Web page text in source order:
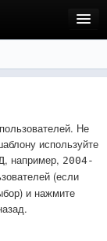
Не
используйте
, например, 2004-
(если
и нажмите